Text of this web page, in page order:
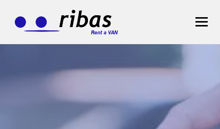
OFERTA
WYNAJEM DŁUGOTERMINOWY